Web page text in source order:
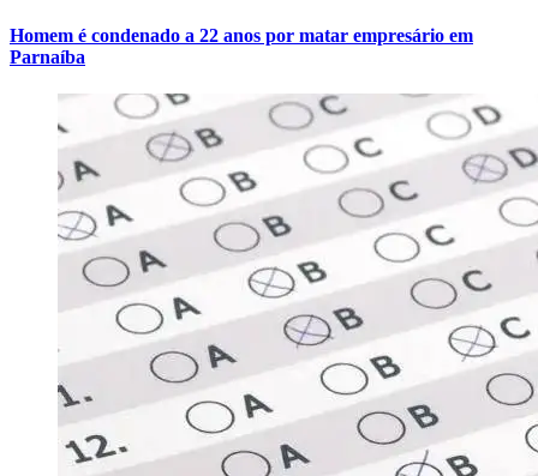
Homem é condenado a 22 anos por matar empresário em
Parnaíba